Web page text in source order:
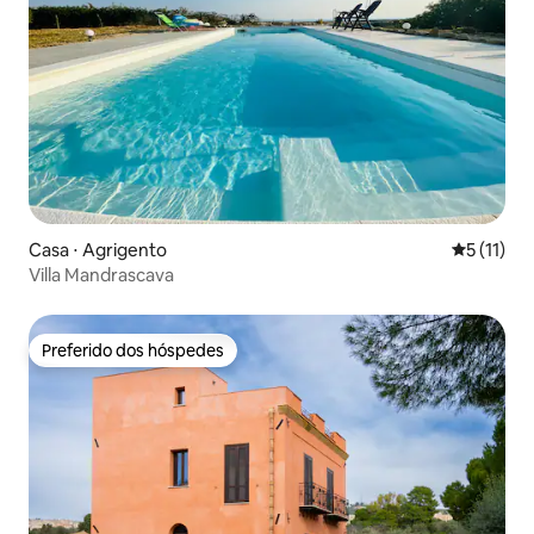
Casa ⋅ Agrigento 5 de uma
5 (11)
Villa Mandrascava
Preferido dos hóspedes
Preferido dos hóspedes